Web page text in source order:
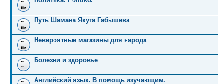
Путь Шамана Якута Габышева
Невероятные магазины для народа
Болезни и здоровье
Английский язык. В помощь изучающим.